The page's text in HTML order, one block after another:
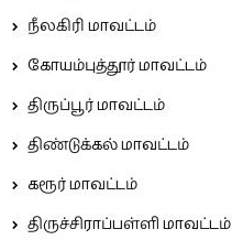
நீலகிரி மாவட்டம்
கோயம்புத்தூர் மாவட்டம்
திருப்பூர் மாவட்டம்
திண்டுக்கல் மாவட்டம்
கரூர் மாவட்டம்
திருச்சிராப்பள்ளி மாவட்டம்